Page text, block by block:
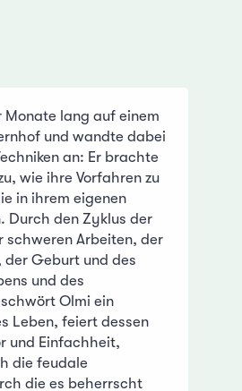
Monate lang auf einem
und wandte dabei
an: Er brachte
wie ihre Vorfahren zu
in ihrem eigenen
Durch den Zyklus der
schweren Arbeiten, der
der Geburt und des
und des
Olmi ein
Leben, feiert dessen
und Einfachheit,
die feudale
die es beherrscht